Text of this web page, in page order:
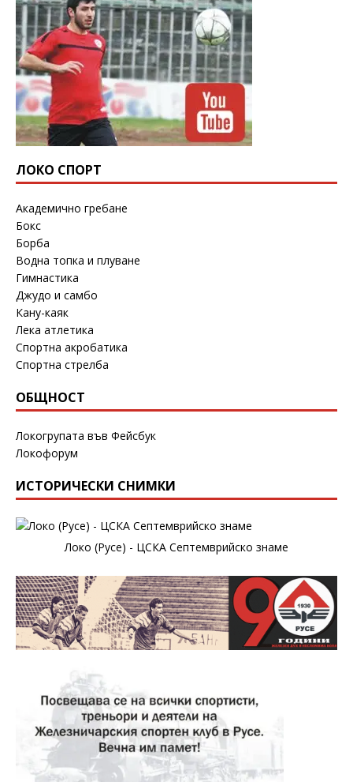
ЛОКО СПОРТ
Академично гребане
Бокс
Борба
Водна топка и плуване
Гимнастика
Джудо и самбо
Кану-каяк
Лека атлетика
Спортна акробатика
Спортна стрелба
ОБЩНОСТ
Локогрупата във Фейсбук
Локофорум
ИСТОРИЧЕСКИ СНИМКИ
Локо (Русе) - ЦСКА Септемврийско знаме